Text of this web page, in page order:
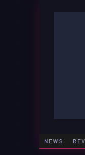
NEWS